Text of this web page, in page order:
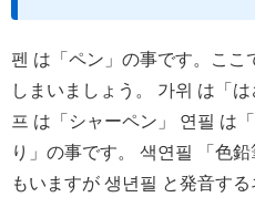
펜 は「ペン」の事です。ここ
しまいましょう。 가위 は「
프 は「シャーペン」 연필 は
り」の事です。 색연필 「色
もいますが 생년필 と発音する